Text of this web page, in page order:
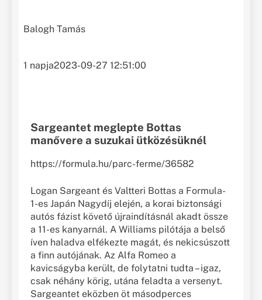
Balogh Tamás
1 napja2023-09-27 12:51:00
Sargeantet meglepte Bottas
manővere a suzukai ütközésüknél
https://formula.hu/parc-ferme/36582
Logan Sargeant és Valtteri Bottas a Formula-
1-es Japán Nagydíj elején, a korai biztonsági
autós fázist követő újraindításnál akadt össze
a 11-es kanyarnál. A Williams pilótája a belső
íven haladva elfékezte magát, és nekicsúszott
a finn autójának. Az Alfa Romeo a
kavicságyba került, de folytatni tudta – igaz,
csak néhány körig, utána feladta a versenyt.
Sargeantet eközben öt másodperces